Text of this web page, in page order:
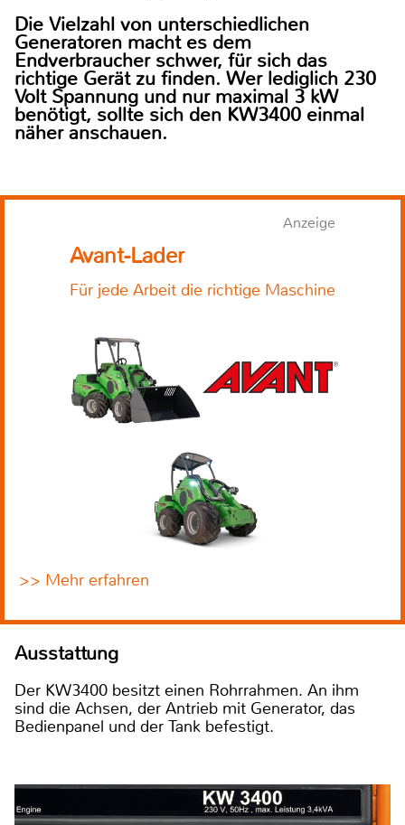
Die Vielzahl von unterschiedlichen
Generatoren macht es dem
Endverbraucher schwer, für sich das
richtige Gerät zu finden. Wer lediglich 230
Volt Spannung und nur maximal 3 kW
benötigt, sollte sich den KW3400 einmal
näher anschauen.
Anzeige
Avant-Lader
Für jede Arbeit die richtige Maschine
>> Mehr erfahren
Ausstattung
Der KW3400 besitzt einen Rohrrahmen. An ihm
sind die Achsen, der Antrieb mit Generator, das
Bedienpanel und der Tank befestigt.